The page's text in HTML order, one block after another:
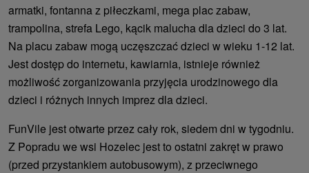
armatki, fontanna z piłeczkami, mega plac zabaw,
trampolina, strefa Lego, kącik malucha dla dzieci do 3 lat.
Na placu zabaw mogą uczęszczać dzieci w wieku 1-12 lat.
Jest dostęp do internetu, kawiarnia, istnieje również
możliwość zorganizowania przyjęcia urodzinowego dla
dzieci i różnych innych imprez dla dzieci.
FunVile jest otwarte przez cały rok, siedem dni w tygodniu.
Z Popradu we wsi Hozelec jest to ostatni zakręt w prawo
(przed przystankiem autobusowym), z przeciwnego